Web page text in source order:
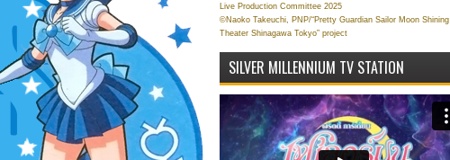
Live Production Committee 2025
©Naoko Takeuchi, PNP/“Pretty Guardian Sailor Moon Shining
Theater Shinagawa Tokyo” project
SILVER MILLENNIUM TV STATION